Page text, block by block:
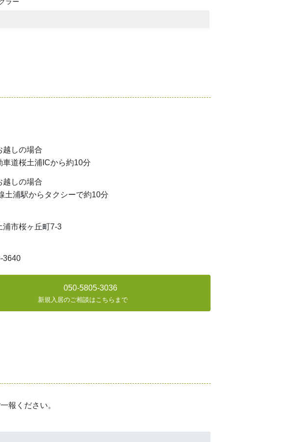
越しの場合
車道桜土浦ICから約10分
越しの場合
土浦駅からタクシーで約10分
浦市桜ヶ丘町7-3
3640
050-5805-3036
新規入居のご相談はこちらまで
報ください。